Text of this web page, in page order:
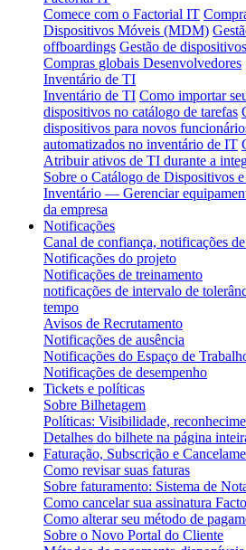
Comece com o Factorial IT
Dispositivos Móveis (MDM)
offboardings Gestão de dispositivos
Compras globais Desenvolvedores
Inventário de TI
Inventário de TI Como importar
dispositivos no catálogo de tarefas
dispositivos para novos
automatizados no inventário de IT
Atribuir ativos de TI durante a
Sobre o Catálogo de Dispositivos
Inventário — Gerenciar
da empresa
Notificações
Canal de confiança, notificações
Notificações do projeto
Notificações de treinamento
notificações de intervalo de
tempo
Avisos de Recrutamento
Notificações de ausência
Notificações do Espaço de
Notificações de desempenho
Tickets e políticas
Sobre Bilhetagem
Políticas: Visibilidade,
Detalhes do bilhete na página
Faturação, Subscrição e
Como revisar suas faturas
Sobre faturamento: Sistema de
Como cancelar sua assinatura
Como alterar seu método de
Sobre o Novo Portal do Cliente